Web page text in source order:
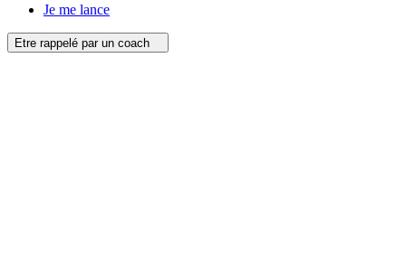
Je me lance
Etre rappelé par un coach